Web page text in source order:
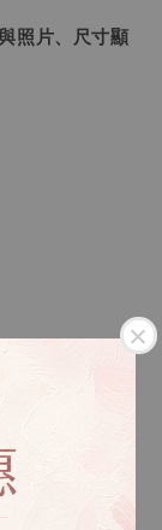
照片、尺寸顯
缺貨請見諒！
請三思與看清